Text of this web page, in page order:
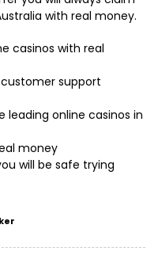
with real money.
casinos with real
support
leading online casinos in
money
will be safe trying